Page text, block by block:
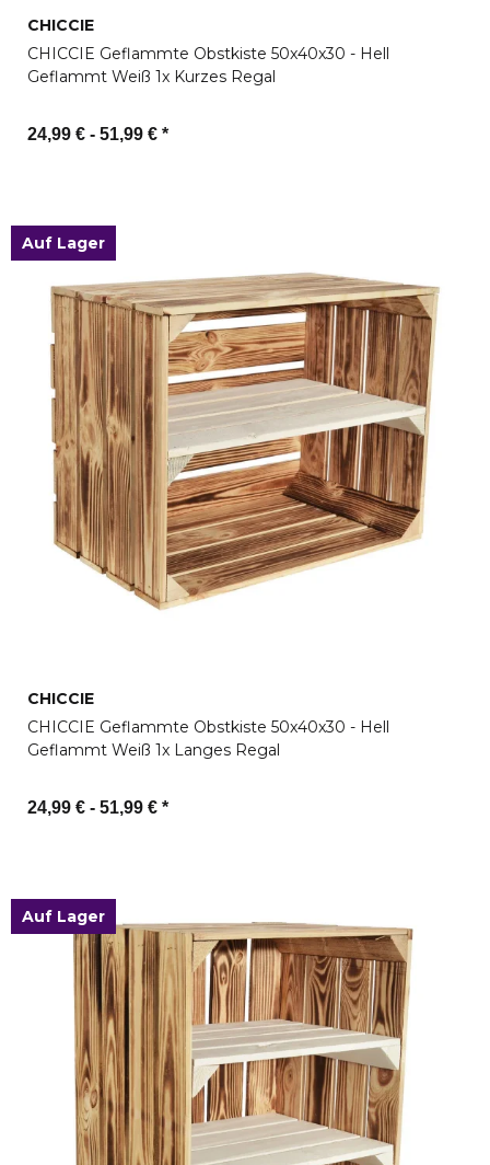
CHICCIE
CHICCIE Geflammte Obstkiste 50x40x30 - Hell
Geflammt Weiß 1x Kurzes Regal
24,99 € - 51,99 € *
Auf Lager
CHICCIE
CHICCIE Geflammte Obstkiste 50x40x30 - Hell
Geflammt Weiß 1x Langes Regal
24,99 € - 51,99 € *
Auf Lager